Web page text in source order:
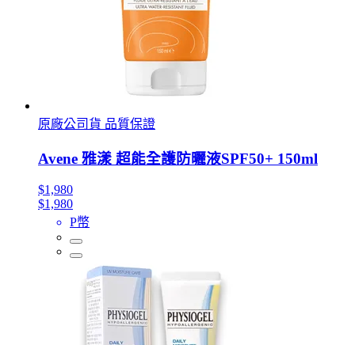
原廠公司貨 品質保證
Avene 雅漾 超能全護防曬液SPF50+ 150ml
$1,980
$1,980
P幣